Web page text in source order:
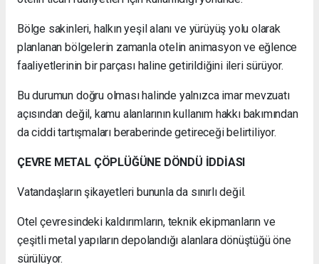
Bölge sakinleri, halkın yeşil alanı ve yürüyüş yolu olarak
planlanan bölgelerin zamanla otelin animasyon ve eğlence
faaliyetlerinin bir parçası haline getirildiğini ileri sürüyor.
Bu durumun doğru olması halinde yalnızca imar mevzuatı
açısından değil, kamu alanlarının kullanım hakkı bakımından
da ciddi tartışmaları beraberinde getireceği belirtiliyor.
ÇEVRE METAL ÇÖPLÜĞÜNE DÖNDÜ İDDİASI
Vatandaşların şikayetleri bununla da sınırlı değil.
Otel çevresindeki kaldırımların, teknik ekipmanların ve
çeşitli metal yapıların depolandığı alanlara dönüştüğü öne
sürülüyor.